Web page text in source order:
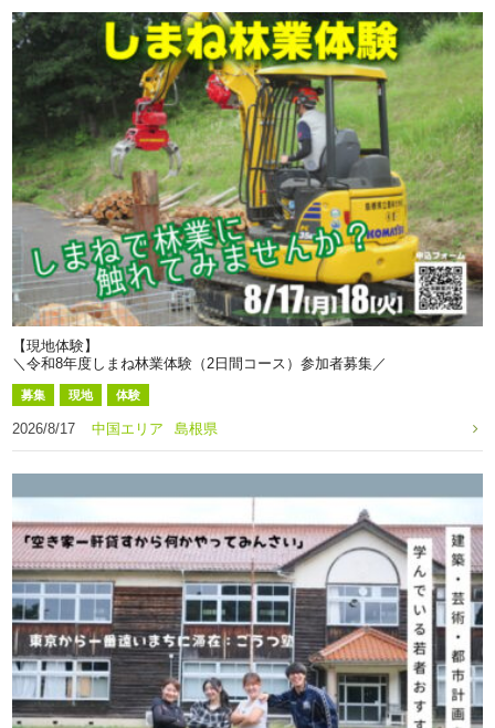
【現地体験】
＼令和8年度しまね林業体験（2日間コース）参加者募集／
募集 現地 体験
2026/8/17 中国エリア 島根県